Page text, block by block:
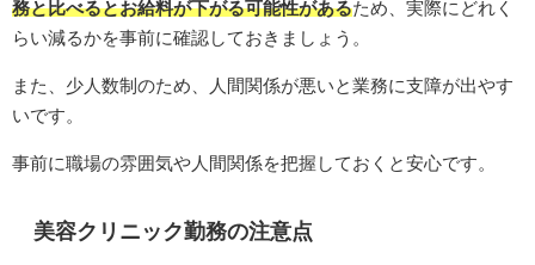
務と比べるとお給料が下がる可能性があるため、実際にどれく
らい減るかを事前に確認しておきましょう。
また、少人数制のため、人間関係が悪いと業務に支障が出やす
いです。
事前に職場の雰囲気や人間関係を把握しておくと安心です。
美容クリニック勤務の注意点